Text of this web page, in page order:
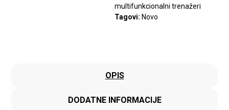
multifunkcionalni trenažeri
Tagovi: Novo
OPIS
DODATNE INFORMACIJE